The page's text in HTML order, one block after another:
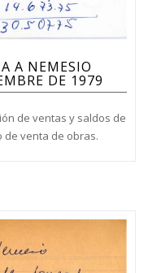
A NEMESIO
DE 1979
de ventas y saldos de
de venta de obras.